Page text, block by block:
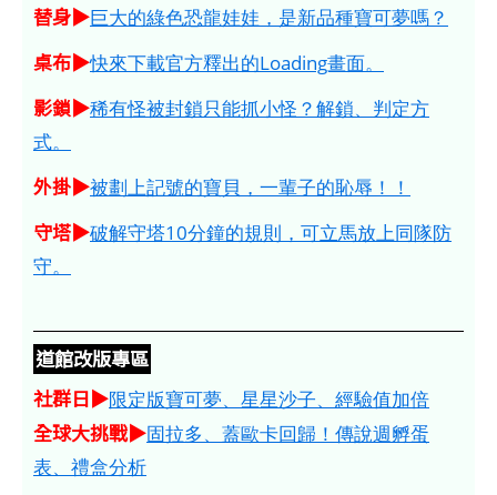
替身▶巨大的綠色恐龍娃娃，是新品種寶可夢嗎？
桌布▶快來下載官方釋出的Loading畫面。
影鎖▶稀有怪被封鎖只能抓小怪？解鎖、判定方
式。
外掛▶被劃上記號的寶貝，一輩子的恥辱！！
守塔▶破解守塔10分鐘的規則，可立馬放上同隊防
守。
道館改版專區
社群日▶限定版寶可夢、星星沙子、經驗值加倍
全球大挑戰▶固拉多、蓋歐卡回歸！傳說週孵蛋
表、禮盒分析